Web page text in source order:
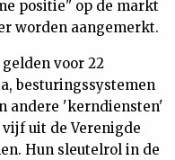
positie" op de markt
worden aangemerkt.
voor 22
besturingssystemen
andere 'kerndiensten'
uit de Verenigde
Hun sleutelrol in de